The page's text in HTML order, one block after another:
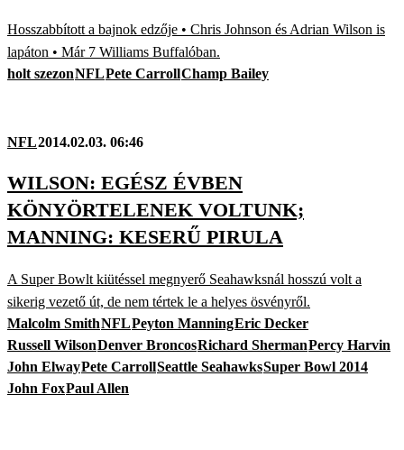
Hosszabbított a bajnok edzője • Chris Johnson és Adrian Wilson is
lapáton • Már 7 Williams Buffalóban.
holt szezonNFLPete CarrollChamp Bailey
NFL2014.02.03. 06:46
WILSON: EGÉSZ ÉVBEN
KÖNYÖRTELENEK VOLTUNK;
MANNING: KESERŰ PIRULA
A Super Bowlt kiütéssel megnyerő Seahawksnál hosszú volt a
sikerig vezető út, de nem tértek le a helyes ösvényről.
Malcolm SmithNFLPeyton ManningEric Decker
Russell WilsonDenver BroncosRichard ShermanPercy Harvin
John ElwayPete CarrollSeattle SeahawksSuper Bowl 2014
John FoxPaul Allen